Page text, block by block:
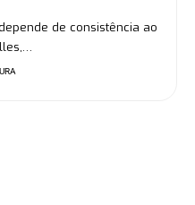
de consistência ao